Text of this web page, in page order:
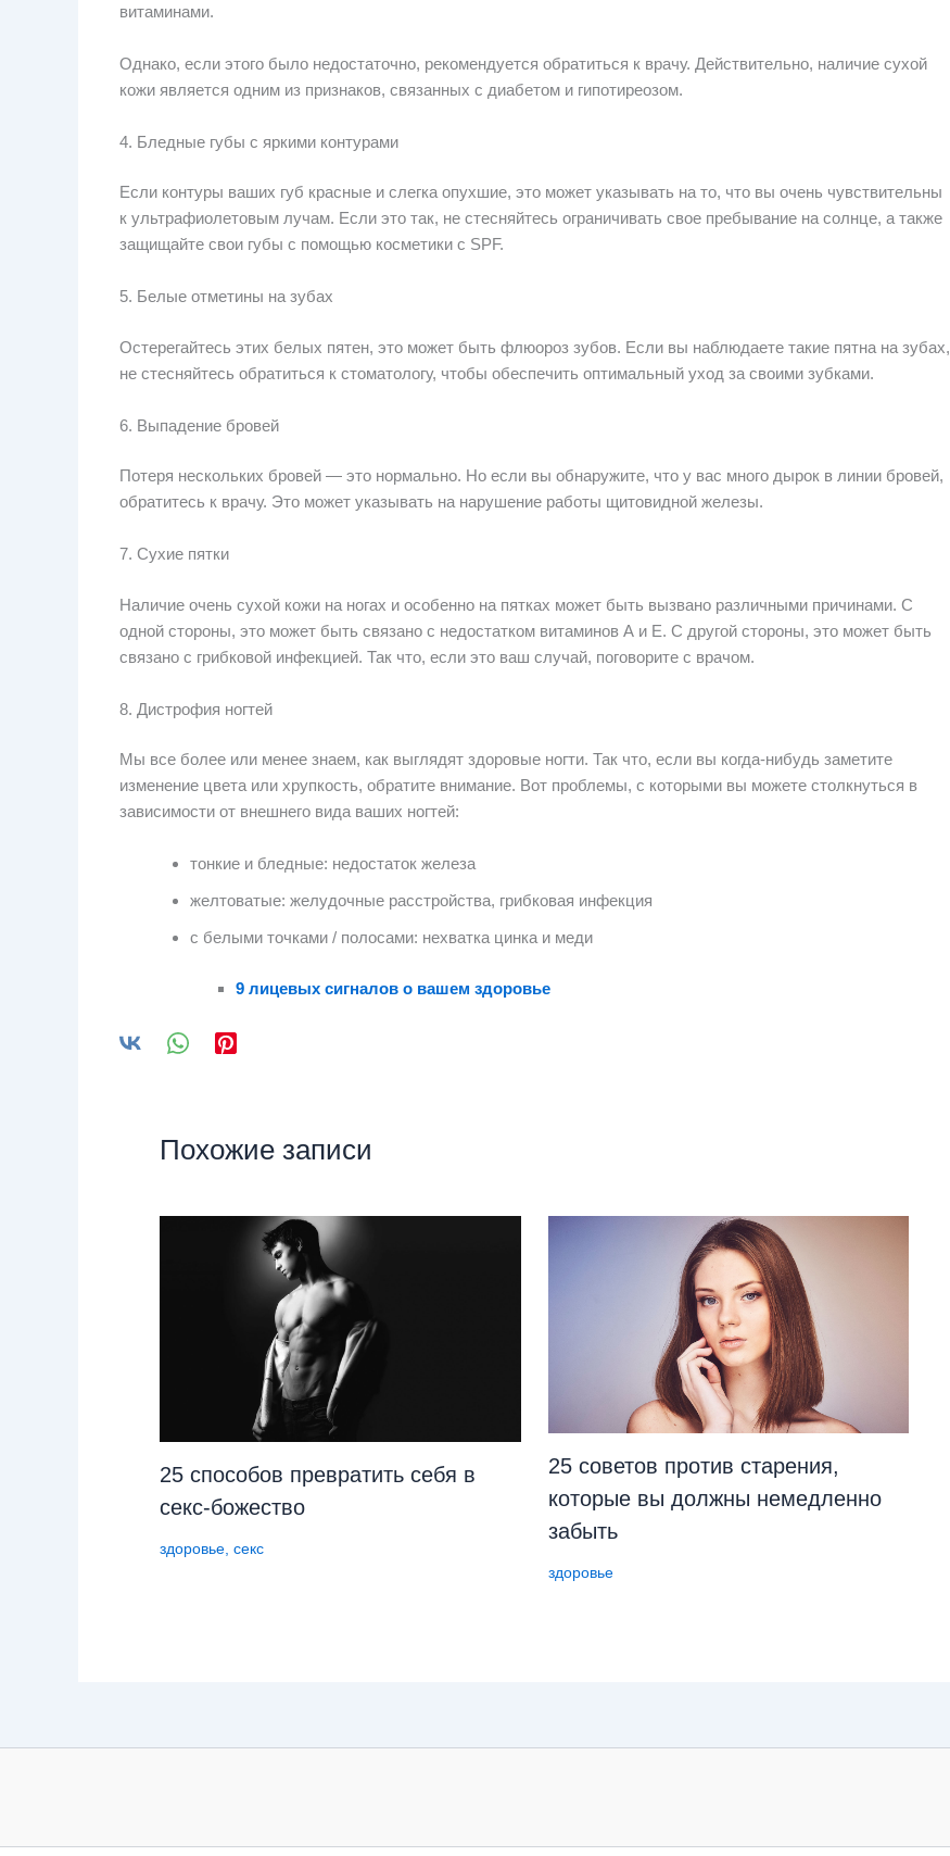
витаминами.
Однако, если этого было недостаточно, рекомендуется обратиться к врачу. Действительно, наличие сухой
кожи является одним из признаков, связанных с диабетом и гипотиреозом.
4. Бледные губы с яркими контурами
Если контуры ваших губ красные и слегка опухшие, это может указывать на то, что вы очень чувствительны
к ультрафиолетовым лучам. Если это так, не стесняйтесь ограничивать свое пребывание на солнце, а также
защищайте свои губы с помощью косметики с SPF.
5. Белые отметины на зубах
Остерегайтесь этих белых пятен, это может быть флюороз зубов. Если вы наблюдаете такие пятна на зубах,
не стесняйтесь обратиться к стоматологу, чтобы обеспечить оптимальный уход за своими зубками.
6. Выпадение бровей
Потеря нескольких бровей — это нормально. Но если вы обнаружите, что у вас много дырок в линии бровей,
обратитесь к врачу. Это может указывать на нарушение работы щитовидной железы.
7. Сухие пятки
Наличие очень сухой кожи на ногах и особенно на пятках может быть вызвано различными причинами. С
одной стороны, это может быть связано с недостатком витаминов А и Е. С другой стороны, это может быть
связано с грибковой инфекцией. Так что, если это ваш случай, поговорите с врачом.
8. Дистрофия ногтей
Мы все более или менее знаем, как выглядят здоровые ногти. Так что, если вы когда-нибудь заметите
изменение цвета или хрупкость, обратите внимание. Вот проблемы, с которыми вы можете столкнуться в
зависимости от внешнего вида ваших ногтей:
тонкие и бледные: недостаток железа
желтоватые: желудочные расстройства, грибковая инфекция
с белыми точками / полосами: нехватка цинка и меди
9 лицевых сигналов о вашем здоровье
Похожие записи
25 способов превратить себя в
секс-божество
здоровье, секс
25 советов против старения,
которые вы должны немедленно
забыть
здоровье